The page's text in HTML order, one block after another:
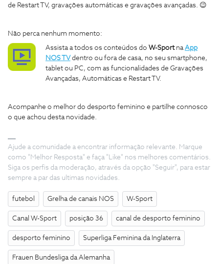
de Restart TV, gravações automáticas e gravações avançadas. 😉
Não perca nenhum momento:
Assista a todos os conteúdos do W-Sport na App
NOS TV dentro ou fora de casa, no seu smartphone,
tablet ou PC, com as funcionalidades de Gravações
Avançadas, Automáticas e Restart TV.
Acompanhe o melhor do desporto feminino e partilhe connosco
o que achou desta novidade.
Ajude a comunidade a encontrar informação relevante. Marque
como "Melhor Resposta" e faça "Like" nos melhores comentários.
Siga os perfis da moderação, através da opção "Seguir", para estar
sempre a par das ultimas novidades.
futebol Grelha de canais NOS W-Sport
Canal W-Sport posição 36 canal de desporto feminino
desporto feminino Superliga Feminina da Inglaterra
Frauen Bundesliga da Alemanha